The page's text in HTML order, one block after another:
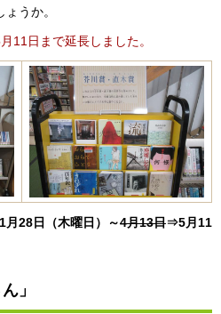
うか。
11日まで延長しました。
月28日（木曜日）～4月13日⇒5月11
」